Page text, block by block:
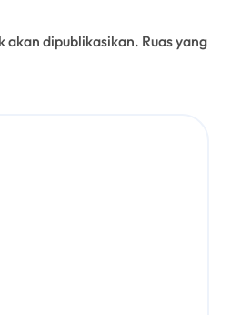
akan dipublikasikan. Ruas yang